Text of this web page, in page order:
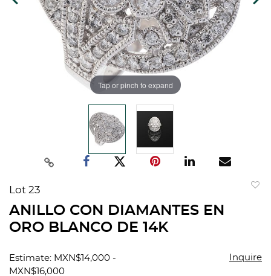
Tap or pinch to expand
Lot 23
ANILLO CON DIAMANTES EN
ORO BLANCO DE 14K
Estimate: MXN$14,000 -
MXN$16,000
Inquire